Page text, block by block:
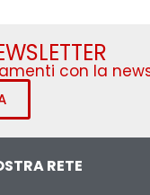
con la
RETE